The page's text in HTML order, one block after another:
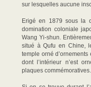
sur lesquelles aucune
Erigé en 1879 sous la
domination coloniale
Wang Yi-shun.
situé à Qufu en Chine,
temple orné
dont l’intérieur n’est
plaques commémoratives.